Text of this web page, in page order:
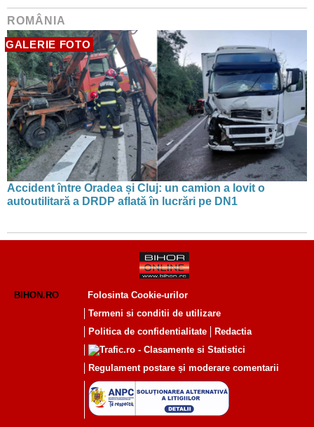
ROMÂNIA
GALERIE FOTO
Accident între Oradea și Cluj: un camion a lovit o
autoutilitară a DRDP aflată în lucrări pe DN1
BIHON.RO
Folosinta Cookie-urilor
Termeni si conditii de utilizare
Politica de confidentialitate
Redactia
Regulament postare și moderare comentarii